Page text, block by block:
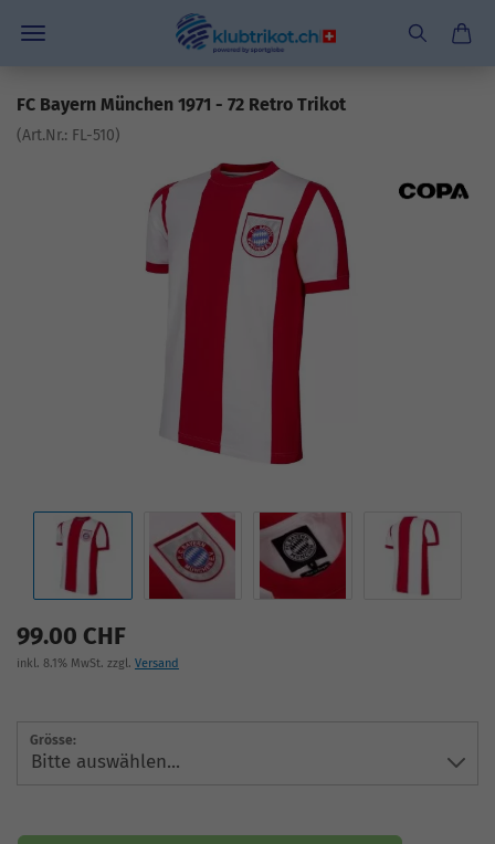
FC Bayern München 1971 - 72 Retro Trikot
(Art.Nr.: FL-510)
99.00 CHF
inkl. 8.1% MwSt. zzgl. Versand
Grösse: